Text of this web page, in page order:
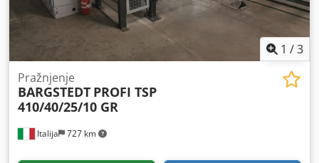
1 /3
Italija 727 km
Pražnjenje
BARGSTEDT PROFI TSP
410/40/25/10 GR